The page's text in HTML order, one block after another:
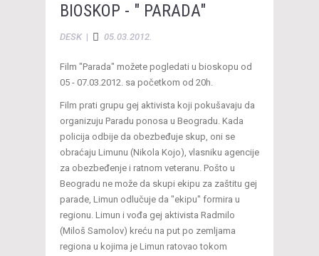
BIOSKOP - " PARADA"
DESK| 05.03.2012.
Film "Parada" možete pogledati u bioskopu od
05 - 07.03.2012. sa početkom od 20h.
Film prati grupu gej aktivista koji pokušavaju da
organizuju Paradu ponosa u Beogradu. Kada
policija odbije da obezbeđuje skup, oni se
obraćaju Limunu (Nikola Kojo), vlasniku agencije
za obezbeđenje i ratnom veteranu. Pošto u
Beogradu ne može da skupi ekipu za zaštitu gej
parade, Limun odlučuje da "ekipu" formira u
regionu. Limun i vođa gej aktivista Radmilo
(Miloš Samolov) kreću na put po zemljama
regiona u kojima je Limun ratovao tokom